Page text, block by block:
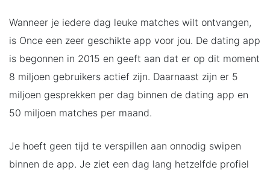
Wanneer je iedere dag leuke matches wilt ontvangen,
is Once een zeer geschikte app voor jou. De dating app
is begonnen in 2015 en geeft aan dat er op dit moment
8 miljoen gebruikers actief zijn. Daarnaast zijn er 5
miljoen gesprekken per dag binnen de dating app en
50 miljoen matches per maand.
Je hoeft geen tijd te verspillen aan onnodig swipen
binnen de app. Je ziet een dag lang hetzelfde profiel